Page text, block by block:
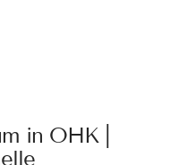
in OHK |